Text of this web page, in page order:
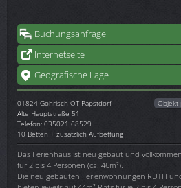
Buchungsanfrage
Internetseite
Geografische Lage
01824 Gohrisch OT Papstdorf
Alte Hauptstraße 51
Telefon: 035021 68529
10 Betten + zusätzlich Aufbettung
Objekt
Das Ferienhaus ist neu gebaut und
für 2 bis 4 Personen (ca. 46m²).
Die neu gebauten Ferienwohnungen RUTH